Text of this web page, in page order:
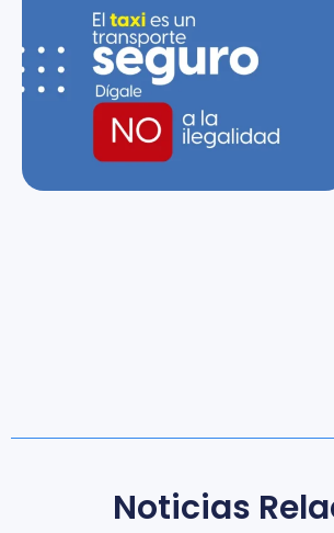
Noticias